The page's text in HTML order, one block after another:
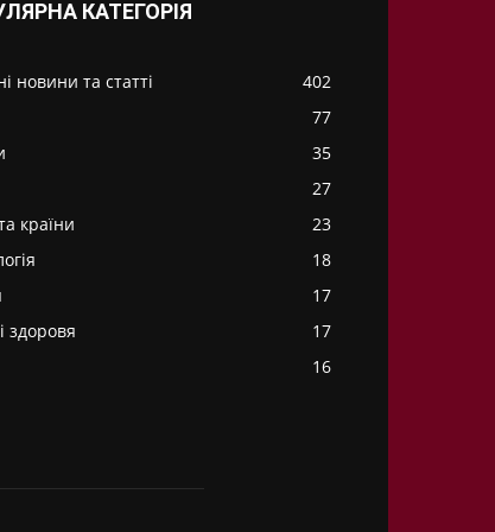
КАТЕГОРІЯ
новини та статті
402
77
35
27
країни
23
18
17
здоровя
17
16